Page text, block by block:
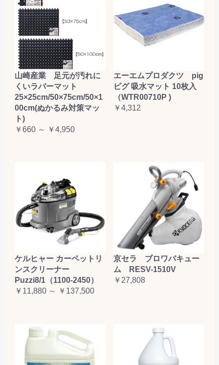
山崎産業 足元が汚れに
くいラバーマット
25×25cm/50×75cm/50×1
00cm(ぬかるみ対策マッ
ト)
￥660 ～ ￥4,950
エーエムプロダクツ pig
ピグ 吸水マット 10枚入
（WTR00710P )
￥4,312
ケルヒャー カーペットリ
ンスクリーナー
Puzzi8/1（1100-2450）
￥11,880 ～ ￥137,500
京セラ ブロワバキュー
ム RESV-1510V
￥27,808